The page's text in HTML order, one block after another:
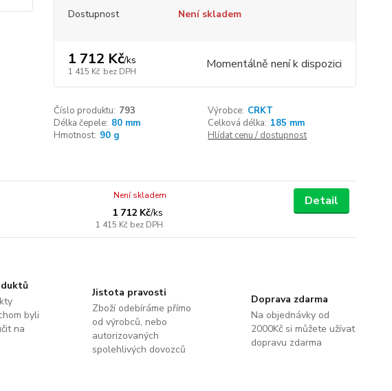
Dostupnost Není skladem
1 712 Kč/ks
1 415 Kč bez DPH Momentálně není k dispozici
Číslo produktu: 793 Výrobce: CRKT
Délka čepele: 80 mm Celková délka: 185 mm
Hmotnost: 90 g Hlídat cenu / dostupnost
1 712 Kč/ks
1 415 Kč bez DPH
Není skladem Detail
byli
na
Jistota pravosti
Zboží odebíráme přímo
od výrobců, nebo
autorizovaných
spolehlivých dovozců
Doprava zdarma
Na objednávky od
2000Kč si můžete užívat
dopravu zdarma